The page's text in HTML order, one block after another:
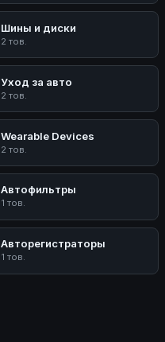
Шины и диски
2 тов.
Уход за авто
2 тов.
Wearable Devices
2 тов.
Автофильтры
1 тов.
Авторегистраторы
1 тов.